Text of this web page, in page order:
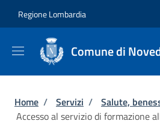
Regione Lombardia
Comune di
Briciole di pane
Home / Servizi / Salute,
Accesso al servizio di formazione